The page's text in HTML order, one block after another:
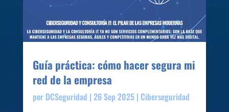
Guía práctica: cómo hacer segura mi
red de la empresa
por DCSeguridad | 26 Sep 2025| Ciberseguridad